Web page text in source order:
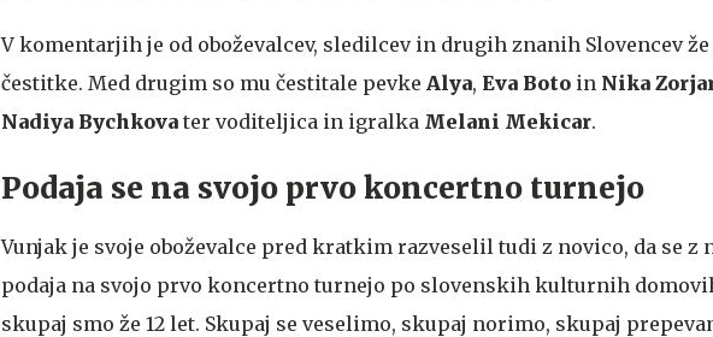
V komentarjih je od oboževalcev, sledilcev in drugih znanih Slovencev
čestitke. Med drugim so mu čestitale pevke Alya, Eva Boto in Nika
Nadiya Bychkova ter voditeljica in igralka Melani Mekicar.
Podaja se na svojo prvo koncertno turnejo
Vunjak je svoje oboževalce pred kratkim razveselil tudi z novico, da se z
podaja na svojo prvo koncertno turnejo po slovenskih kulturnih
skupaj smo že 12 let. Skupaj se veselimo, skupaj norimo, skupaj